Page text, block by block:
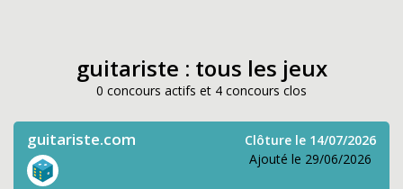
guitariste : tous les jeux
0 concours actifs et 4 concours clos
guitariste.com
Clôture le 14/07/2026
Ajouté le 29/06/2026